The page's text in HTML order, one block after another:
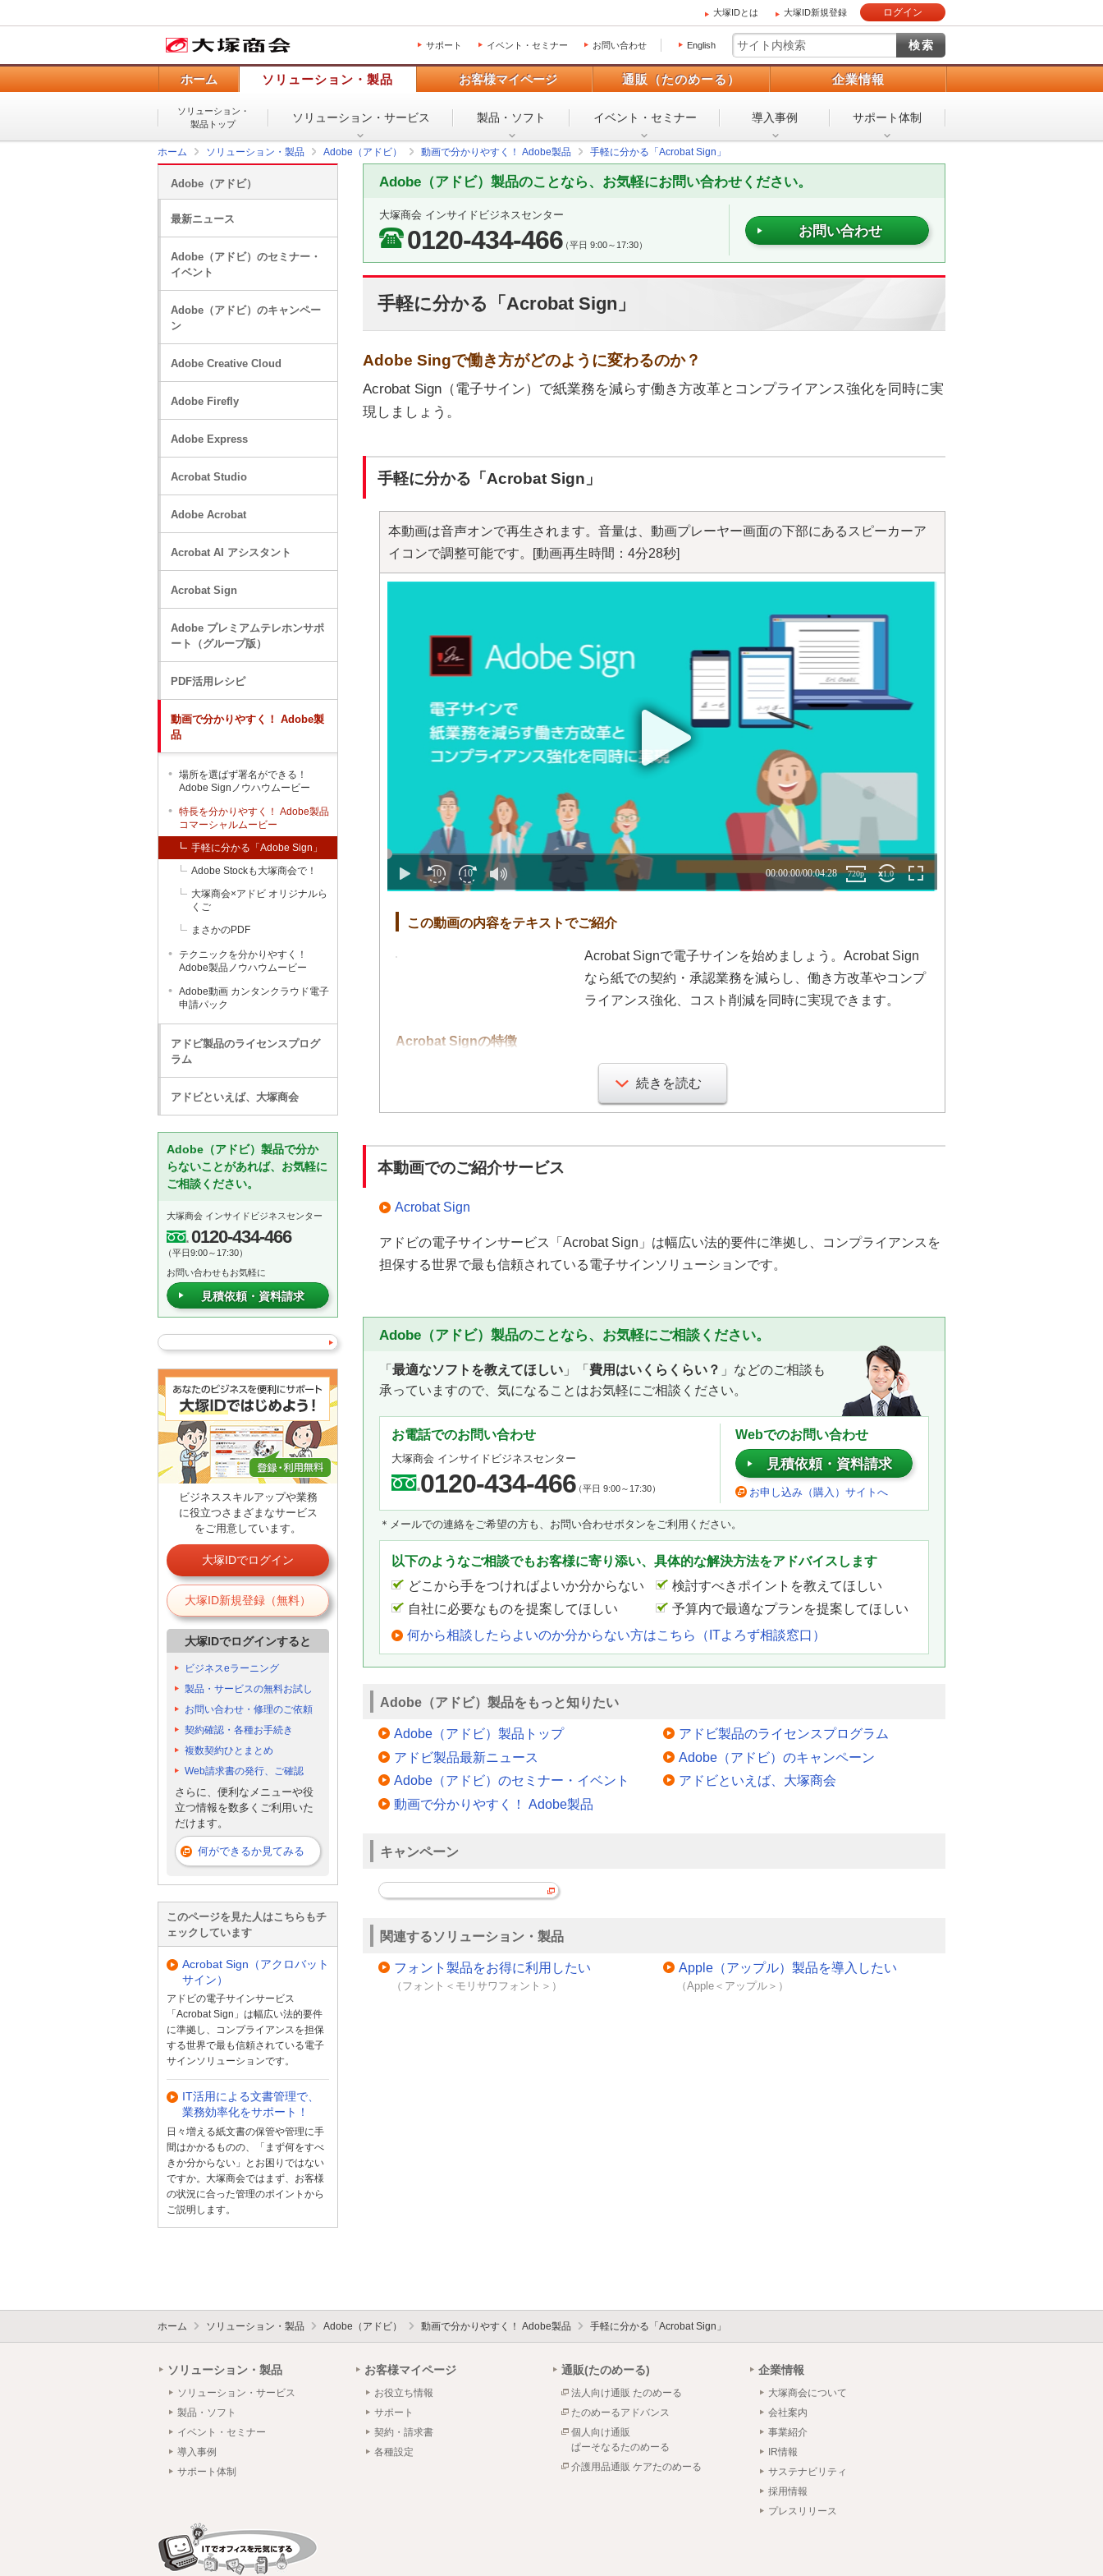
大塚IDとは 大塚ID新規登録 ログイン
サポート イベント・セミナー お問い合わせ English
ホーム ソリューション・製品 お客様マイページ 通販（たのめーる） 企業情報
ソリューション・
製品トップ
ソリューション・ サービス 製品・ソフト イベント・ セミナー 導入事例 サポート体制
ホーム ソリューション・製品 Adobe（アドビ） 動画で分かりやすく！ Adobe製品 手軽に分かる「Acrobat Sign」
Adobe（アドビ）製品のことなら、お気軽にお問い合わせください。
大塚商会 インサイドビジネスセンター
0120-434-466（平日 9:00～17:30）
お問い合わせ
手軽に分かる「Acrobat Sign」
Adobe Singで働き方がどのように変わるのか？
Acrobat Sign（電子サイン）で紙業務を減らす働き方改革とコンプライアンス強化を同時に実
現しましょう。
手軽に分かる「Acrobat Sign」
本動画は音声オンで再生されます。音量は、動画プレーヤー画面の下部にあるスピーカーア
イコンで調整可能です。
[動画再生時間：4分28秒]
この動画の内容をテキストでご紹介
Acrobat Signで電子サインを始めましょう。Acrobat Sign
なら紙での契約・承認業務を減らし、働き方改革やコンプ
ライアンス強化、コスト削減を同時に実現できます。
Acrobat Signの特徴
1.Acrobat Signで作業効率アップ！
Acrobat SignはPCやモバイルデバイスがあれば、どこにい
了できます。
保管場所も不要です。
認できます。
4.Acrobat Signでコンプライアンス強化！
Acrobat Signの電子サインは「本人性の確認」と「非改ざ
ん性の確保」の法的要件を満たしています。本人認証につ
いては、2段階認証にも対応しています。
5.Acrobat Signでセキュリティ強化！
やり取りされる署名文書は、セキュリティの業界基準に準
拠した、日本国内のデータセンターで安全に処理・管理さ
Acrobat Signの使い方
Acrobat Signの使い方をご説明します。最初にAcrobat
Signにアクセスします。画面上から送信先を指定し、署名
用ファイルをクラウド上にアップロードします。アップロ
ストフィールドを自由に配置できます。署名用文書が作成
できたら、署名者に送信します。
署名用文書がクラウド上から署名者に送信されました。署
Acrobat Signは建築／製造、人材派遣サービス、金融など
幅広い業界の企業で導入されており、承認プロセスの時間
グインによりBoxやSharePoint、Dropbox、Office 365など
ります。
続きを読む
本動画でのご紹介サービス
Acrobat Sign
アドビの電子サインサービス「Acrobat Sign」は幅広い法的要件に準拠し、コンプライアンスを
担保する世界で最も信頼されている電子サインソリューションです。
Adobe（アドビ）製品のことなら、お気軽にご相談ください。
「 最適なソフトを教えてほしい 」「 費用はいくらくらい？ 」などのご相談も
承っていますので、気になることはお気軽にご相談ください。
お電話でのお問い合わせ
大塚商会 インサイドビジネスセンター
0120-434-466（平日 9:00～17:30）
Webでのお問い合わせ
見積依頼・資料請求
お申し込み（購入）サイトへ
＊メールでの連絡をご希望の方も、お問い合わせボタンをご利用ください。
以下のようなご相談でもお客様に寄り添い、具体的な解決方法をアドバイスします
どこから手をつければよいか分からない
検討すべきポイントを教えてほしい
自社に必要なものを提案してほしい
予算内で最適なプランを提案してほしい
何から相談したらよいのか分からない方はこちら（ITよろず相談窓口）
Adobe（アドビ）製品をもっと知りたい
Adobe（アドビ）製品トップ
アドビ製品最新ニュース
Adobe（アドビ）のセミナー・イベント
動画で分かりやすく！ Adobe製品
アドビ製品のライセンスプログラム
Adobe（アドビ）のキャンペーン
アドビといえば、大塚商会
キャンペーン
関連するソリューション・製品
フォント製品をお得に利用したい
（フォント＜モリサワフォント＞）
Apple（アップル）製品を導入したい
（Apple＜アップル＞）
Adobe（アドビ）
最新ニュース
Adobe（アドビ）のセミナー・
イベント
Adobe（アドビ）のキャンペー
ン
Adobe Creative Cloud
Adobe Firefly
Adobe Express
Acrobat Studio
Adobe Acrobat
Acrobat AI アシスタント
Acrobat Sign
Adobe プレミアムテレホンサポ
ート（グループ版）
PDF活用レシピ
動画で分かりやすく！ Adobe製
品
場所を選ばず署名ができる！
Adobe Signノウハウムービー
特長を分かりやすく！ Adobe製品
コマーシャルムービー
手軽に分かる「Adobe Sign」
Adobe Stockも大塚商会で！
大塚商会×アドビ オリジナルら
くご
まさかのPDF
テクニックを分かりやすく！
Adobe製品ノウハウムービー
Adobe動画 カンタンクラウド電子
申請パック
アドビ製品のライセンスプログ
ラム
アドビといえば、大塚商会
Adobe（アドビ）製品で分か
らないことがあれば、お気軽に
ご相談ください。
大塚商会 インサイドビジネスセンター
0120-434-466
（平日9:00～17:30）
お問い合わせもお気軽に
見積依頼・資料請求
ビジネススキルアップや業務
に役立つさまざまなサービス
をご用意しています。
大塚IDでログイン
大塚ID新規登録（無料）
大塚IDでログインすると
ビジネスeラーニング
製品・サービスの無料お試し
お問い合わせ・修理のご依頼
契約確認・各種お手続き
複数契約ひとまとめ
Web請求書の発行、ご確認
さらに、便利なメニューや役
立つ情報を数多くご利用いた
だけます。
何ができるか見てみる
このページを見た人はこちらもチ
ェックしています
Acrobat Sign（アクロバット
サイン）
アドビの電子サインサービス
「Acrobat Sign」は幅広い法的要件
に準拠し、コンプライアンスを担保
する世界で最も信頼されている電子
サインソリューションです。
IT活用による文書管理で、
業務効率化をサポート！
日々増える紙文書の保管や管理に手
間はかかるものの、「まず何をすべ
きか分からない」とお困りではない
ですか。大塚商会ではまず、お客様
の状況に合った管理のポイントから
ご説明します。
ホーム ソリューション・製品 Adobe（アドビ） 動画で分かりやすく！ Adobe製品 手軽に分かる「Acrobat Sign」
ソリューション・製品
ソリューション・サービス
製品・ソフト
イベント・セミナー
導入事例
サポート体制
お客様マイページ
お役立ち情報
サポート
契約・請求書
各種設定
通販(たのめーる)
法人向け通販 たのめーる
たのめーるアドバンス
個人向け通販
ぱーそなるたのめーる
介護用品通販 ケアたのめーる
企業情報
大塚商会について
会社案内
事業紹介
IR情報
サステナビリティ
採用情報
プレスリリース